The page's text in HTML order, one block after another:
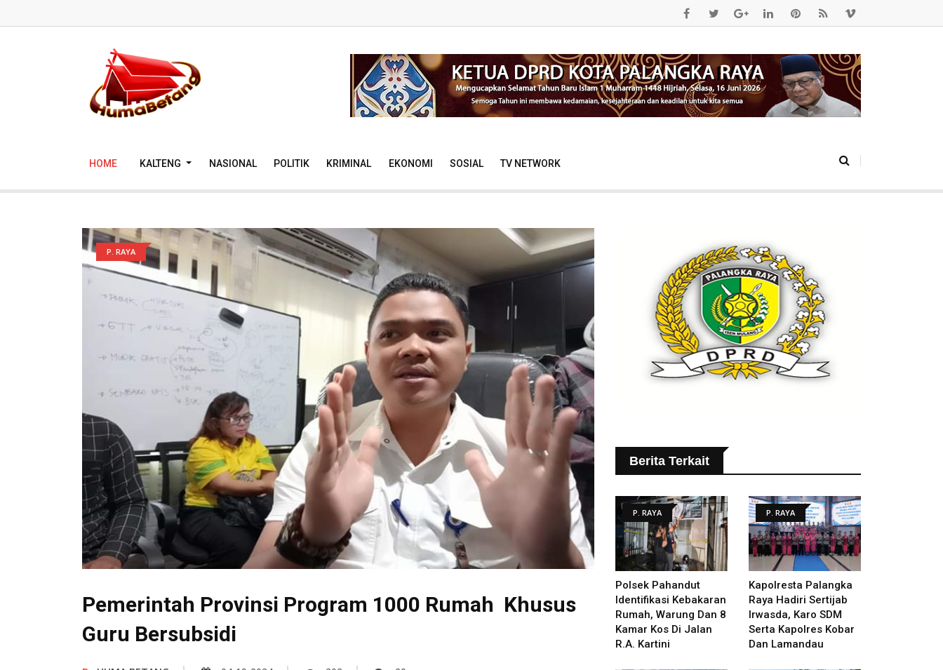
HOME KALTENG NASIONAL POLITIK KRIMINAL EKONOMI SOSIAL TV NETWORK
P. RAYA
Pemerintah Provinsi Program 1000 Rumah Khusus
Guru Bersubsidi
Berita Terkait
P. RAYA
Polsek Pahandut
Identifikasi Kebakaran
Rumah, Warung Dan 8
Kamar Kos Di Jalan
R.A. Kartini
P. RAYA
Kapolresta Palangka
Raya Hadiri Sertijab
Irwasda, Karo SDM
Serta Kapolres Kobar
Dan Lamandau